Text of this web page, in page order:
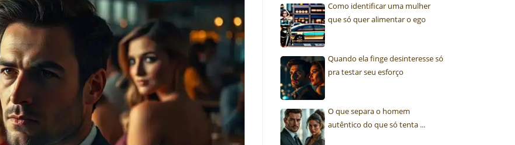
Como identificar uma mulher
que só quer alimentar o ego
Quando ela finge desinteresse só
pra testar seu esforço
O que separa o homem
autêntico do que só tenta ...